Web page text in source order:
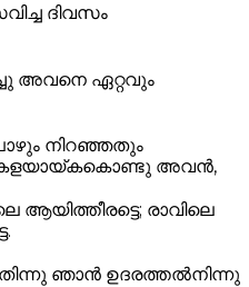
ദിവസം
അവനെ ഏറ്റവും
നിറഞ്ഞതും
അവൻ,
രാവിലെ
ഞാൻ ഉദരത്തൽനിന്നു